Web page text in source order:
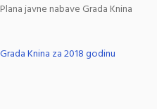
javne nabave Grada Knina
Knina za 2018 godinu